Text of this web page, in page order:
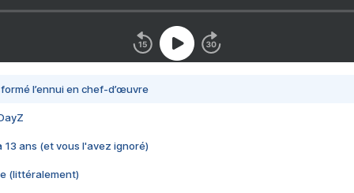
l’ennui en chef-d’œuvre
13 ans (et vous l'avez ignoré)
(littéralement)